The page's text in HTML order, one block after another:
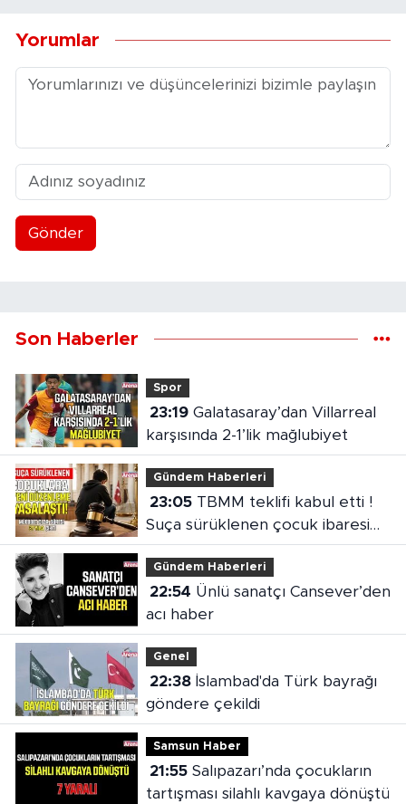
Yorumlar
Gönder
Son Haberler
Spor
23:19Galatasaray’dan Villarreal
karşısında 2-1’lik mağlubiyet
Gündem Haberleri
23:05TBMM teklifi kabul etti !
Suça sürüklenen çocuk ibaresi
değişti
Gündem Haberleri
22:54
acı haber
Genel
22:38İslambad'da Türk bayrağı
göndere çekildi
Samsun Haber
21:55Salıpazarı’nda çocukların
tartışması silahlı kavgaya dönüştü